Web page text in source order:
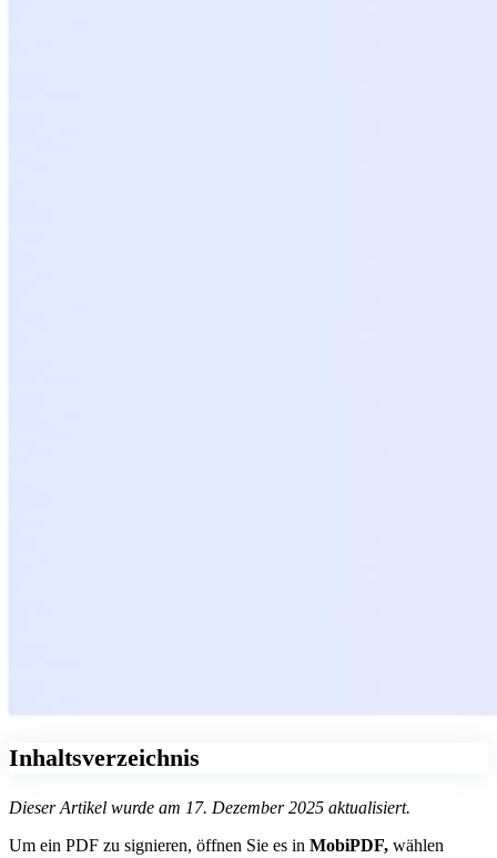
Inhaltsverzeichnis
Dieser Artikel wurde am 17. Dezember 2025 aktualisiert.
Um ein PDF zu signieren, öffnen Sie es in MobiPDF, wählen